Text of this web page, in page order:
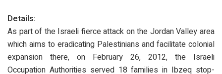
Details:
As part of the Israeli fierce attack on the Jordan Valley area
which aims to eradicating Palestinians and facilitate colonial
expansion there, on February 26, 2012, the Israeli
Occupation Authorities served 18 families in Ibzeq stop-